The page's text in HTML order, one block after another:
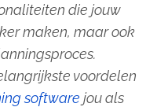
die jouw
maken, maar ook
voordelen
software jou als